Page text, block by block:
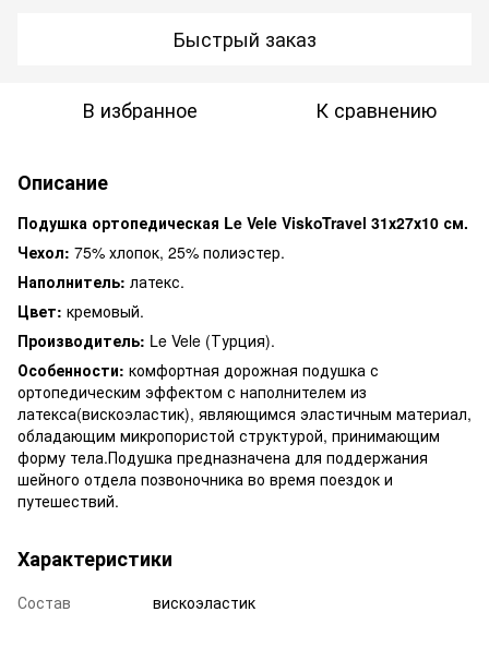
Быстрый заказ
В избранное К сравнению
Описание
Подушка ортопедическая Le Vele ViskoTravel 31х27х10 см.
Чехол: 75% хлопок, 25% полиэстер.
Наполнитель: латекс.
Цвет: кремовый.
Производитель: Le Vele (Турция).
Особенности: комфортная дорожная подушка с
ортопедическим эффектом с наполнителем из
латекса(вискоэластик), являющимся эластичным материал,
обладающим микропористой структурой, принимающим
форму тела.Подушка предназначена для поддержания
шейного отдела позвоночника во время поездок и
путешествий.
Характеристики
Состав вискоэластик